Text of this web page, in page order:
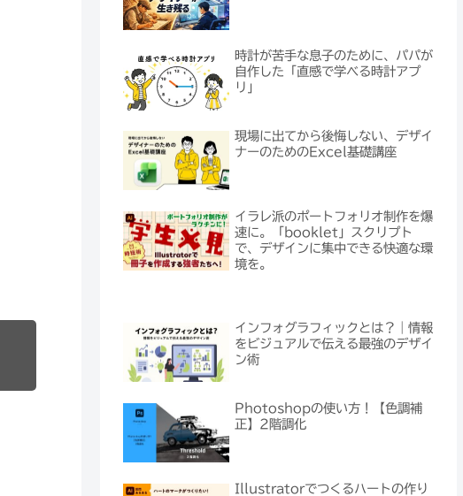
時計が苦手な息子のために、パパが
自作した「直感で学べる時計アプ
リ」
現場に出てから後悔しない、デザイ
ナーのためのExcel基礎講座
イラレ派のポートフォリオ制作を爆
速に。「booklet」スクリプト
で、デザインに集中できる快適な環
境を。
インフォグラフィックとは？｜情報
をビジュアルで伝える最強のデザイ
ン術
Photoshopの使い方！【色調補
正】2階調化
Illustratorでつくるハートの作り